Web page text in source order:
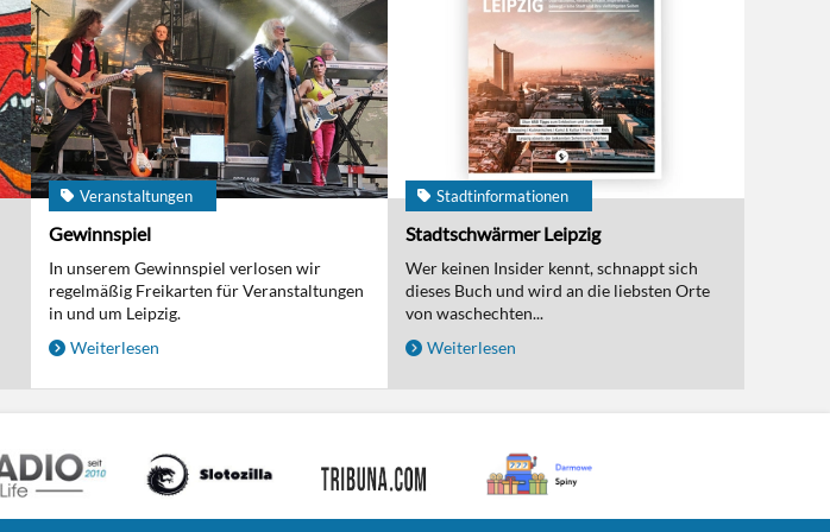
Veranstaltungen
Gewinnspiel
In unserem Gewinnspiel verlosen wir
regelmäßig Freikarten für Veranstaltungen
in und um Leipzig.
Weiterlesen
Stadtinformationen
Stadtschwärmer Leipzig
Wer keinen Insider kennt, schnappt sich
dieses Buch und wird an die liebsten Orte
von waschechten...
Weiterlesen